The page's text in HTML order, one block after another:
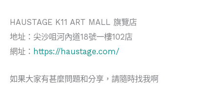
HAUSTAGE K11 ART MALL 旗覽店
地址：尖沙咀河內道18號一樓102店
網址： https://haustage.com/
如果大家有甚麼問題和分享，請隨時找我啊